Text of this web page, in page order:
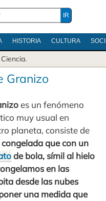
HISTORIA CULTURA
Ciencia.
Granizo
es un fenómeno
muy usual en
planeta, consiste de
congelada que con un
de bola, símil al hielo
en las
desde las nubes
una medida que